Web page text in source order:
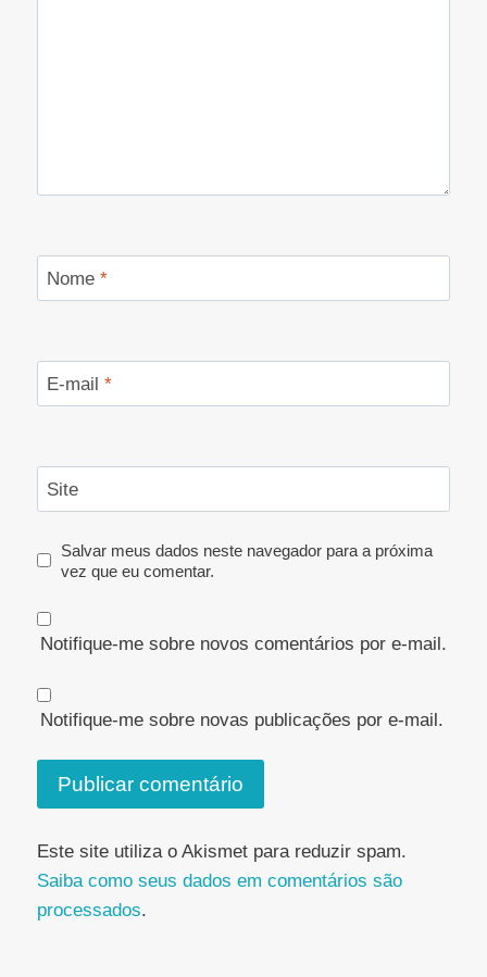
Nome *
E-mail *
Site
Salvar meus dados neste navegador para a próxima
vez que eu comentar.
Notifique-me sobre novos comentários por e-mail.
Notifique-me sobre novas publicações por e-mail.
Este site utiliza o Akismet para reduzir spam.
Saiba como seus dados em comentários são
processados.